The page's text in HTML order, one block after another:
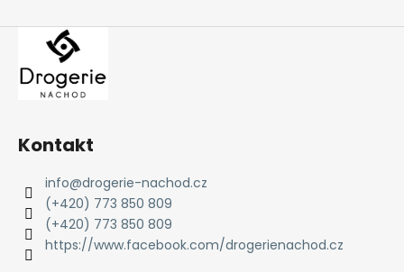
Kontakt
info@drogerie-nachod.cz
(+420) 773 850 809
(+420) 773 850 809
https://www.facebook.com/drogerienachod.cz